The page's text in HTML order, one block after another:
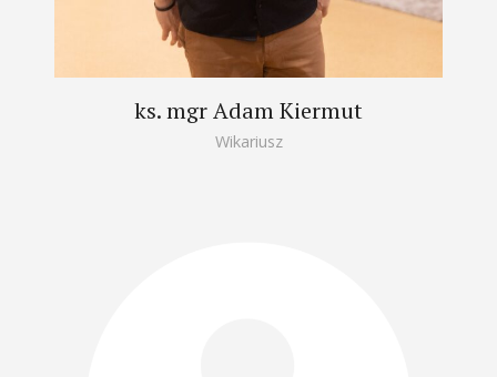
ks. mgr Adam Kiermut
Wikariusz